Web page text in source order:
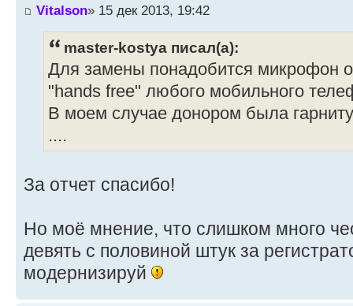
Vitalson» 15 дек 2013, 19:42
master-kostya писал(а):
Для замены понадобится микрофон
"hands free" любого мобильного
В моем случае донором была
....
За отчет спасибо!
Но моё мнение, что слишком много
девять с половиной штук за
модернизируй